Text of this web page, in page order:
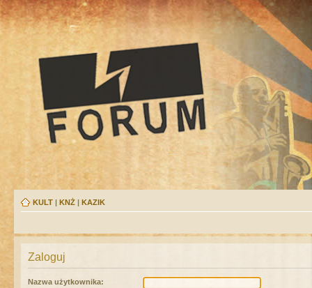
KULT | KNŻ | KAZIK
Zaloguj
Nazwa użytkownika: